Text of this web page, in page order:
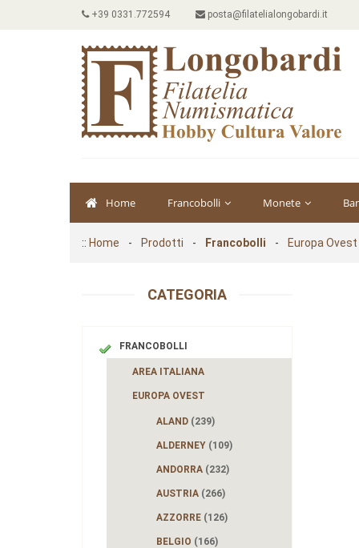
+39 0331.772594 posta@filatelialongobardi.it
Home Francobolli Monete
:: Home - Prodotti - Francobolli - Europa Ovest
CATEGORIA
FRANCOBOLLI
AREA ITALIANA
EUROPA OVEST
ALAND (239)
ALDERNEY (109)
ANDORRA (232)
AUSTRIA (266)
AZZORRE (126)
BELGIO (166)